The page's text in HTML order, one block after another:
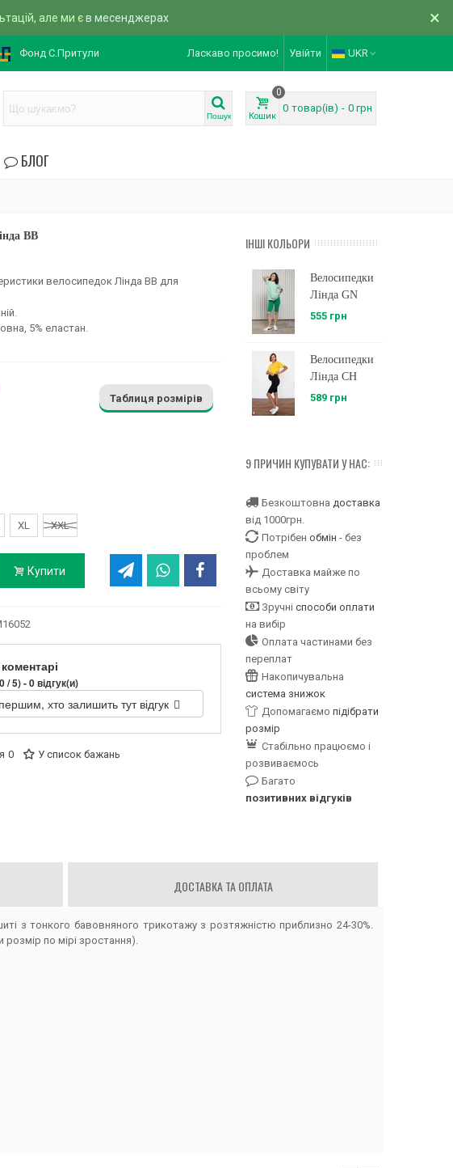
але ми єв месенджерах ×
Фонд С.Притули Ласкаво просимо! Увійти UKR
Пошук Кошик
0
0 товар(ів) - 0 грн
БЛОГ
BB
велосипедок Лінда BB для
5% еластан.
Таблиця розмірів
XL XXL
Купити
/ 5) - 0 відгук(и)
хто залишить тут відгук
0 У список бажань
ІНШІ КОЛЬОРИ
Велосипедки
Лінда GN
555 грн
Велосипедки
Лінда CH
589 грн
9 ПРИЧИН КУПУВАТИ У НАС:
Безкоштовна доставка
від 1000грн.
Потрібен обмін - без
проблем
Доставка майже по
всьому світу
Зручні способи оплати
на вибір
Оплата частинами без
переплат
Накопичувальна
система знижок
Допомагаємо підібрати
розмір
Стабільно працюємо і
розвиваємось
Багато
позитивних відгуків
ДОСТАВКА ТА ОПЛАТА
з тонкого бавовняного трикотажу з розтяжністю приблизно 24-30%.
по мірі зростання).